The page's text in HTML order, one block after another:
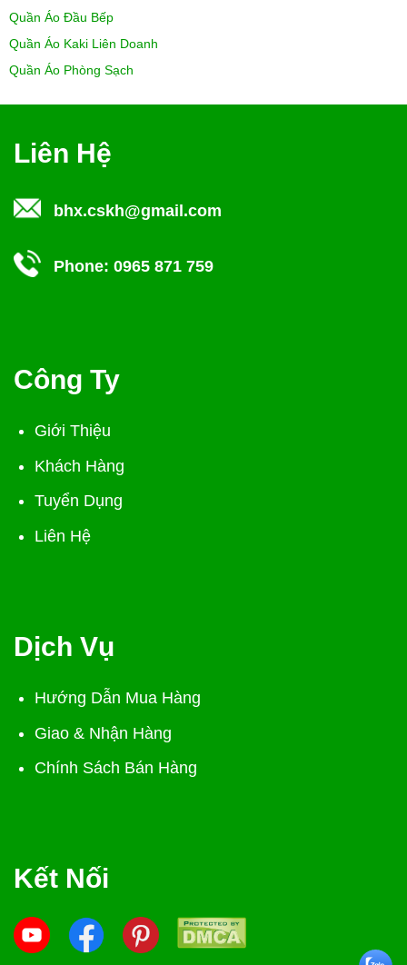
Quần Áo Đầu Bếp
Quần Áo Kaki Liên Doanh
Quần Áo Phòng Sạch
Liên Hệ
bhx.cskh@gmail.com
Phone: 0965 871 759
Công Ty
Giới Thiệu
Khách Hàng
Tuyển Dụng
Liên Hệ
Dịch Vụ
Hướng Dẫn Mua Hàng
Giao & Nhận Hàng
Chính Sách Bán Hàng
Kết Nối